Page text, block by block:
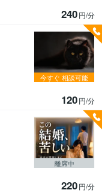
240円/分
120円/分
今すぐ 相談可能
220円/分
離席中